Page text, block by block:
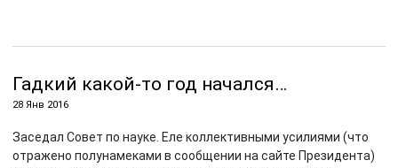
Гадкий какой-то год начался…
28 Янв 2016
Заседал Совет по науке. Еле коллективными усилиями (что
отражено полунамеками в сообщении на сайте Президента)